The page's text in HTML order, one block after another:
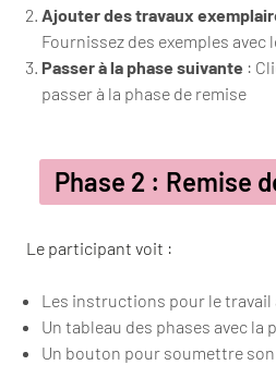
Ajouter des travaux
Fournissez des exemples avec
Passer à la phase suivante :
passer à la phase de remise
Phase 2 : Remise
Le participant voit :
Les instructions pour le travail
Un tableau des phases avec la
Un bouton pour soumettre